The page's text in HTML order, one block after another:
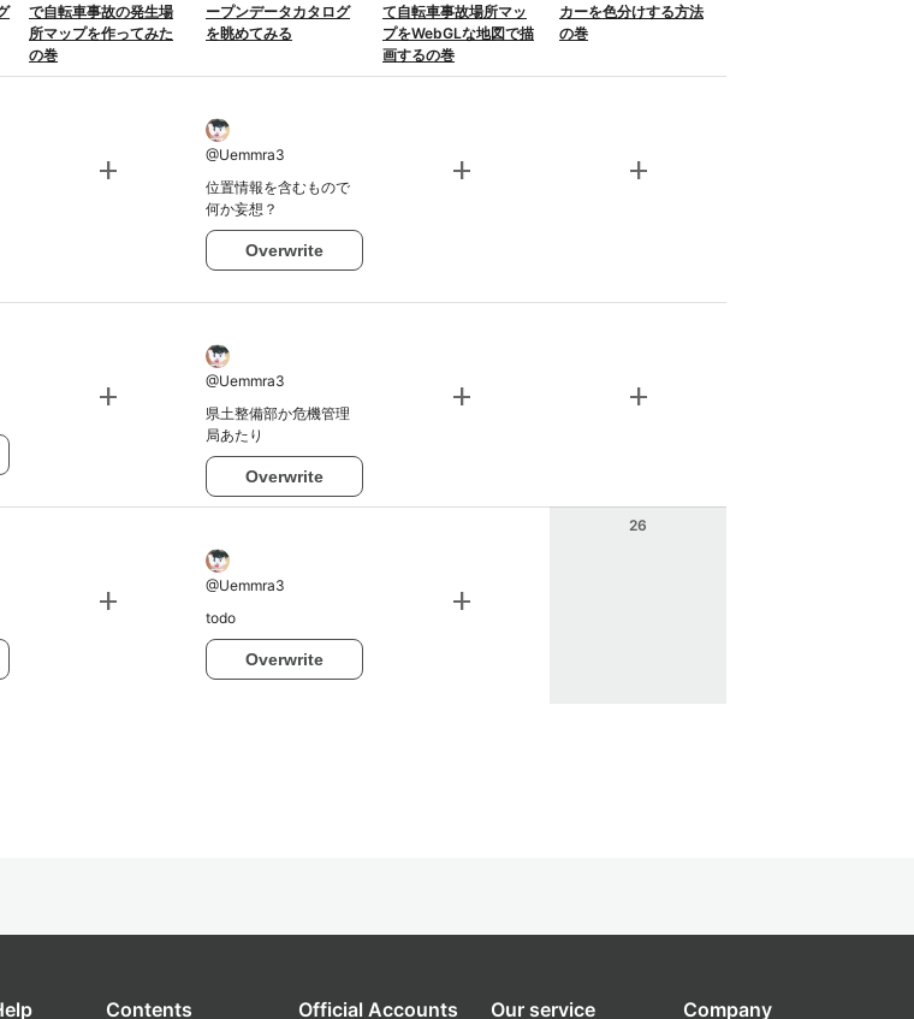
で自転車事故の発生場
所マップを作ってみた
の巻
ープンデータカタログ
を眺めてみる
て自転車事故場所マッ
プをWebGLな地図で描
画するの巻
カーを色分けする方法
の巻
add @Uemmra3
位置情報を含むもので
何か妄想？
Overwrite
add add
add @Uemmra3
県土整備部か危機管理
局あたり
Overwrite
add add
add @Uemmra3
todo
Overwrite
add
26
Contents Official Accounts Our service Company